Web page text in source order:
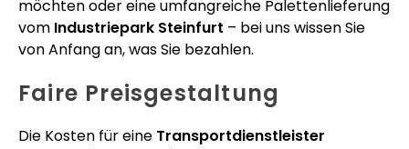
möchten oder eine umfangreiche Palettenlieferung
vom Industriepark Steinfurt – bei uns wissen Sie
von Anfang an, was Sie bezahlen.
Faire Preisgestaltung
Die Kosten für eine Transportdienstleister